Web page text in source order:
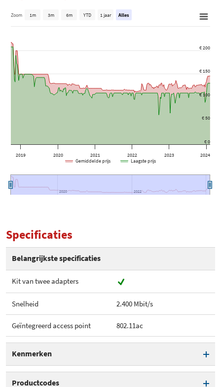
2019 2020 2021 2022 2023 2024
2020
2020 2022
2022
€ 0
€ 50
€ 100
€ 150
€ 200
Zoom 1m 3m 6m YTD 1 jaar Alles
Gemiddelde prijs Laagste prijs
Specificaties
Belangrijkste specificaties
Kit van twee adapters
Snelheid 2.400 Mbit/s
Geïntegreerd access point 802.11ac
Kenmerken
Productcodes